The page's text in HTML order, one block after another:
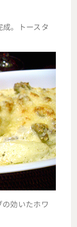
。トースタ
効いたホワ